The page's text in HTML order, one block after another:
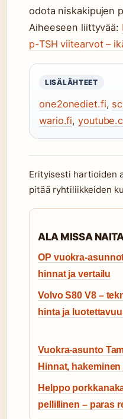
odota niskakipujen
Aiheeseen liittyvää:
p-TSH viitearvot –
LISÄLÄHTEET
one2onediet.fi,
wario.fi,
Erityisesti hartioiden
pitää ryhtiliikkeiden
ALA MISSA
OP vuokra-
hinnat ja vertailu
Volvo S80 V8 –
hinta ja
Vuokra-asunto
Hinnat,
Helppo
pellillinen – paras